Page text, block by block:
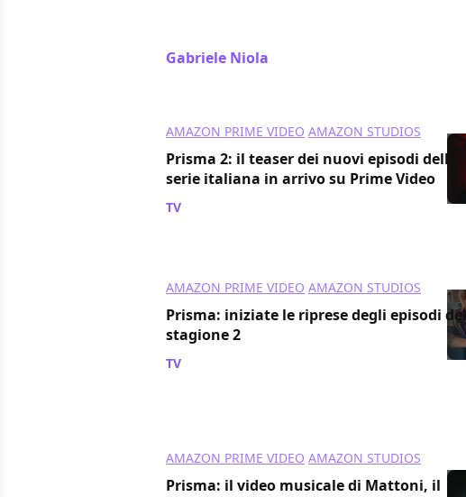
Gabriele Niola
AMAZON PRIME VIDEO AMAZON STUDIOS
Prisma 2: il teaser dei nuovi episodi della
serie italiana in arrivo su Prime Video
TV
AMAZON PRIME VIDEO AMAZON STUDIOS
Prisma: iniziate le riprese degli episodi
stagione 2
TV
AMAZON PRIME VIDEO AMAZON STUDIOS
Prisma: il video musicale di Mattoni, il